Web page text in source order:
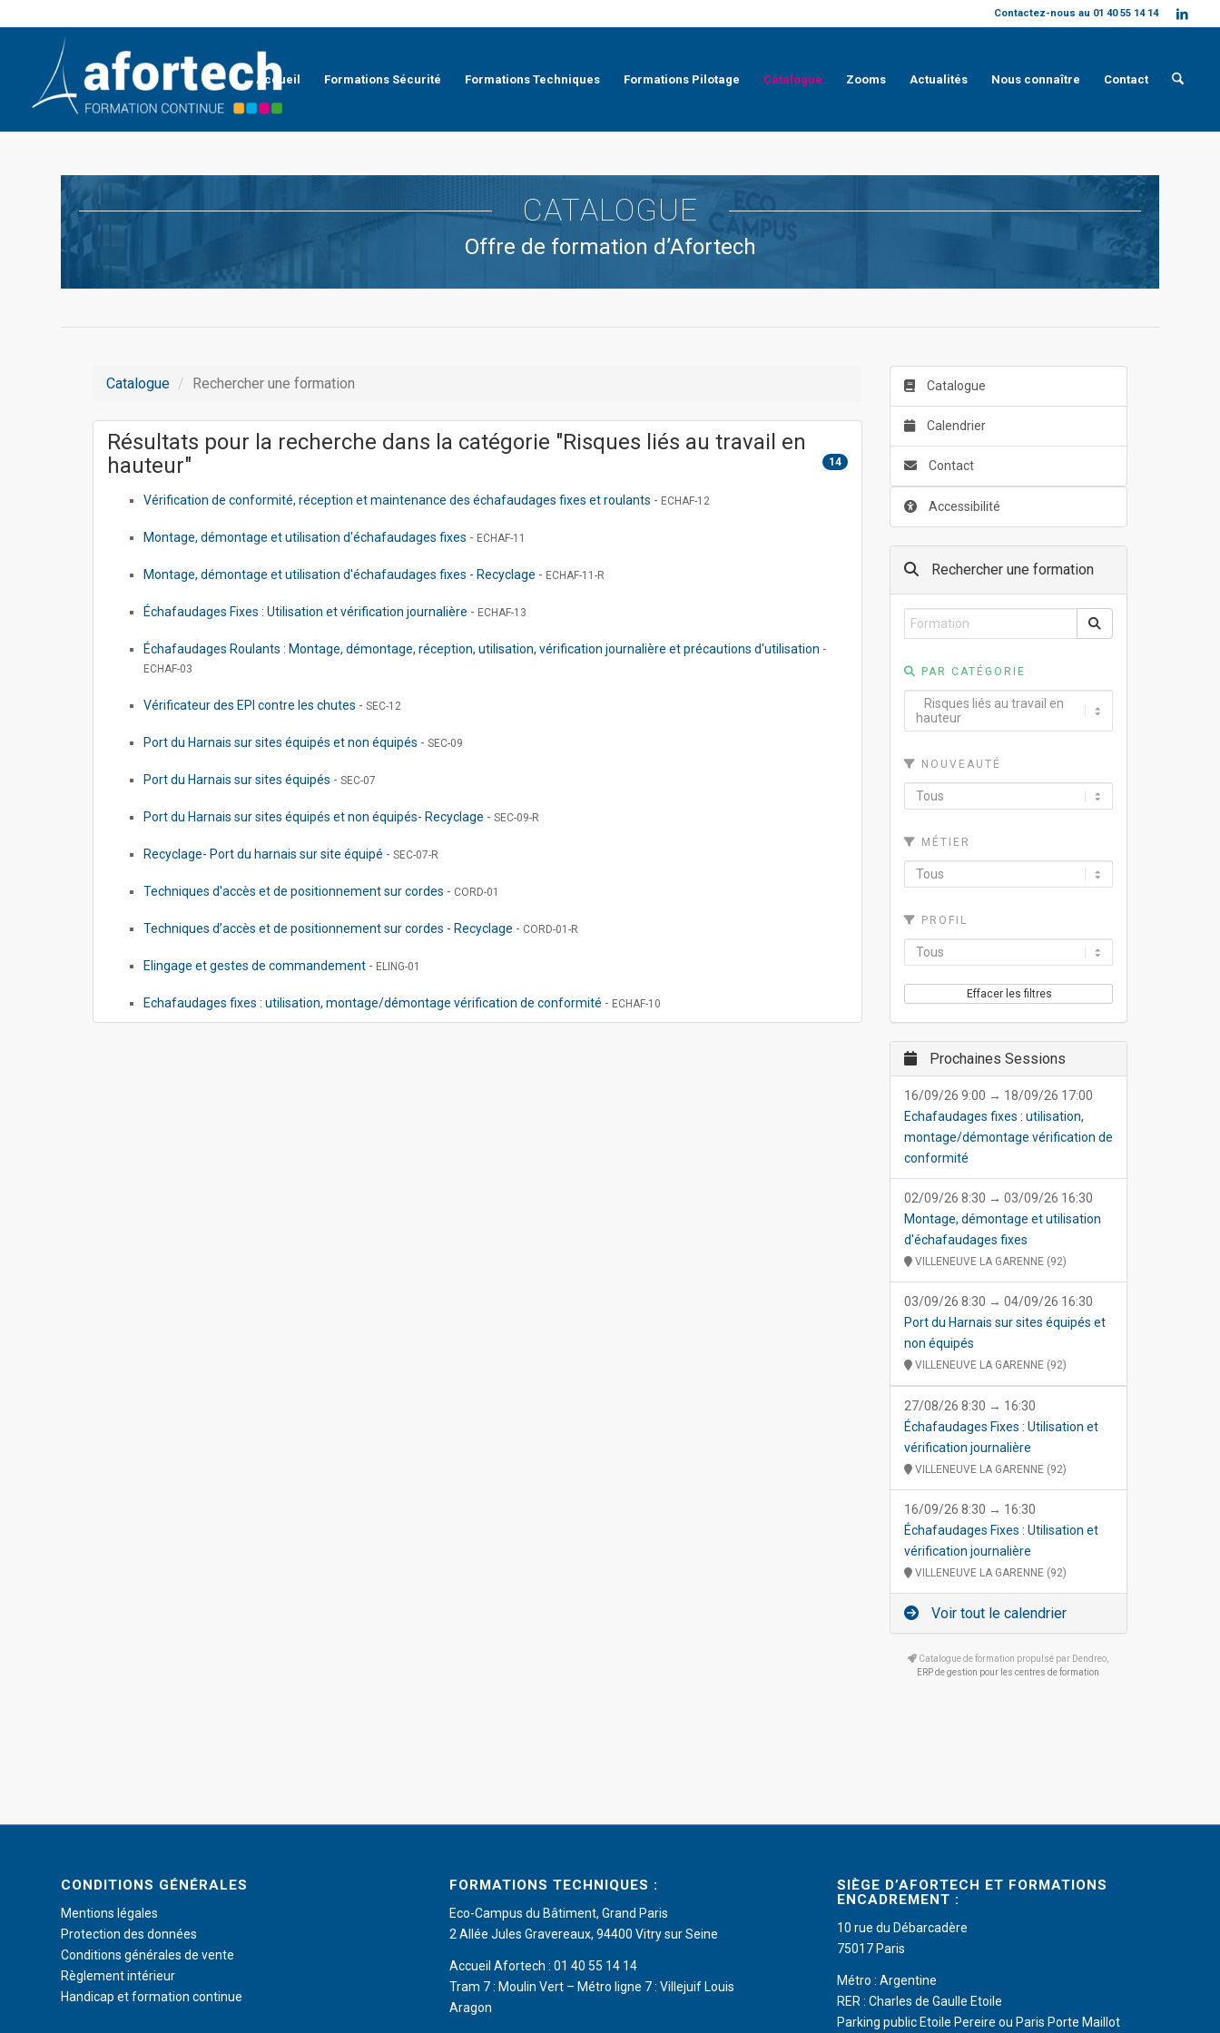
Contactez-nous au 01 40 55 14 14
Accueil Formations Sécurité Formations Techniques Formations Pilotage Catalogue Zooms Actualités Nous connaître Contact
CATALOGUE
Offre de formation d’Afortech
Catalogue Rechercher une formation
Résultats pour la recherche dans la catégorie "Risques liés au travail en
hauteur"
14
Vérification de conformité, réception et maintenance des échafaudages fixes et roulants - ECHAF-12
Montage, démontage et utilisation d'échafaudages fixes - ECHAF-11
Montage, démontage et utilisation d'échafaudages fixes - Recyclage - ECHAF-11-R
Échafaudages Fixes : Utilisation et vérification journalière - ECHAF-13
Échafaudages Roulants : Montage, démontage, réception, utilisation, vérification journalière et précautions d'utilisation -
ECHAF-03
Vérificateur des EPI contre les chutes - SEC-12
Port du Harnais sur sites équipés et non équipés - SEC-09
Port du Harnais sur sites équipés - SEC-07
Port du Harnais sur sites équipés et non équipés- Recyclage - SEC-09-R
Recyclage- Port du harnais sur site équipé - SEC-07-R
Techniques d'accès et de positionnement sur cordes - CORD-01
Techniques d’accès et de positionnement sur cordes - Recyclage - CORD-01-R
Elingage et gestes de commandement - ELING-01
Echafaudages fixes : utilisation, montage/démontage vérification de conformité - ECHAF-10
Catalogue
Calendrier
Contact
Accessibilité
Rechercher une formation
PAR CATÉGORIE
NOUVEAUTÉ
MÉTIER
PROFIL
Effacer les filtres
Prochaines Sessions
16/09/26 9:00 → 18/09/26 17:00
Echafaudages fixes : utilisation,
montage/démontage vérification de
conformité
02/09/26 8:30 → 03/09/26 16:30
Montage, démontage et utilisation
d'échafaudages fixes
VILLENEUVE LA GARENNE (92)
03/09/26 8:30 → 04/09/26 16:30
Port du Harnais sur sites équipés et
non équipés
VILLENEUVE LA GARENNE (92)
27/08/26 8:30 → 16:30
Échafaudages Fixes : Utilisation et
vérification journalière
VILLENEUVE LA GARENNE (92)
16/09/26 8:30 → 16:30
Échafaudages Fixes : Utilisation et
vérification journalière
VILLENEUVE LA GARENNE (92)
Voir tout le calendrier
Catalogue de formation propulsé par Dendreo,
ERP de gestion pour les centres de formation
CONDITIONS GÉNÉRALES
Mentions légales
Protection des données
Conditions générales de vente
Règlement intérieur
Handicap et formation continue
FORMATIONS TECHNIQUES :
Eco-Campus du Bâtiment, Grand Paris
2 Allée Jules Gravereaux, 94400 Vitry sur Seine
Accueil Afortech : 01 40 55 14 14
Tram 7 : Moulin Vert – Métro ligne 7 : Villejuif Louis
Aragon
SIÈGE D’AFORTECH ET FORMATIONS
ENCADREMENT :
10 rue du Débarcadère
75017 Paris
Métro : Argentine
RER : Charles de Gaulle Etoile
Parking public Etoile Pereire ou Paris Porte Maillot